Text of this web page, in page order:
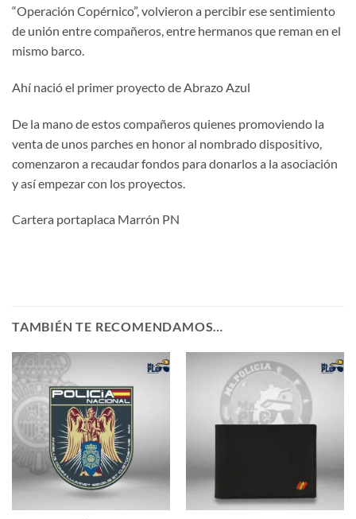
“Operación Copérnico”, volvieron a percibir ese sentimiento
de unión entre compañeros, entre hermanos que reman en el
mismo barco.
Ahí nació el primer proyecto de Abrazo Azul
De la mano de estos compañeros quienes promoviendo la
venta de unos parches en honor al nombrado dispositivo,
comenzaron a recaudar fondos para donarlos a la asociación
y así empezar con los proyectos.
Cartera portaplaca Marrón PN
TAMBIÉN TE RECOMENDAMOS…